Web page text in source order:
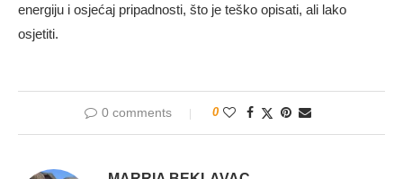
energiju i osjećaj pripadnosti, što je teško opisati, ali lako
osjetiti.
0 comments 0